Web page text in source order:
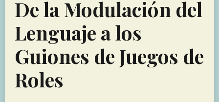
De la Modulación del
Lenguaje a los
Guiones de Juegos de
Roles